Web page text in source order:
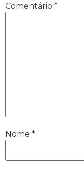
Comentário *
Nome *